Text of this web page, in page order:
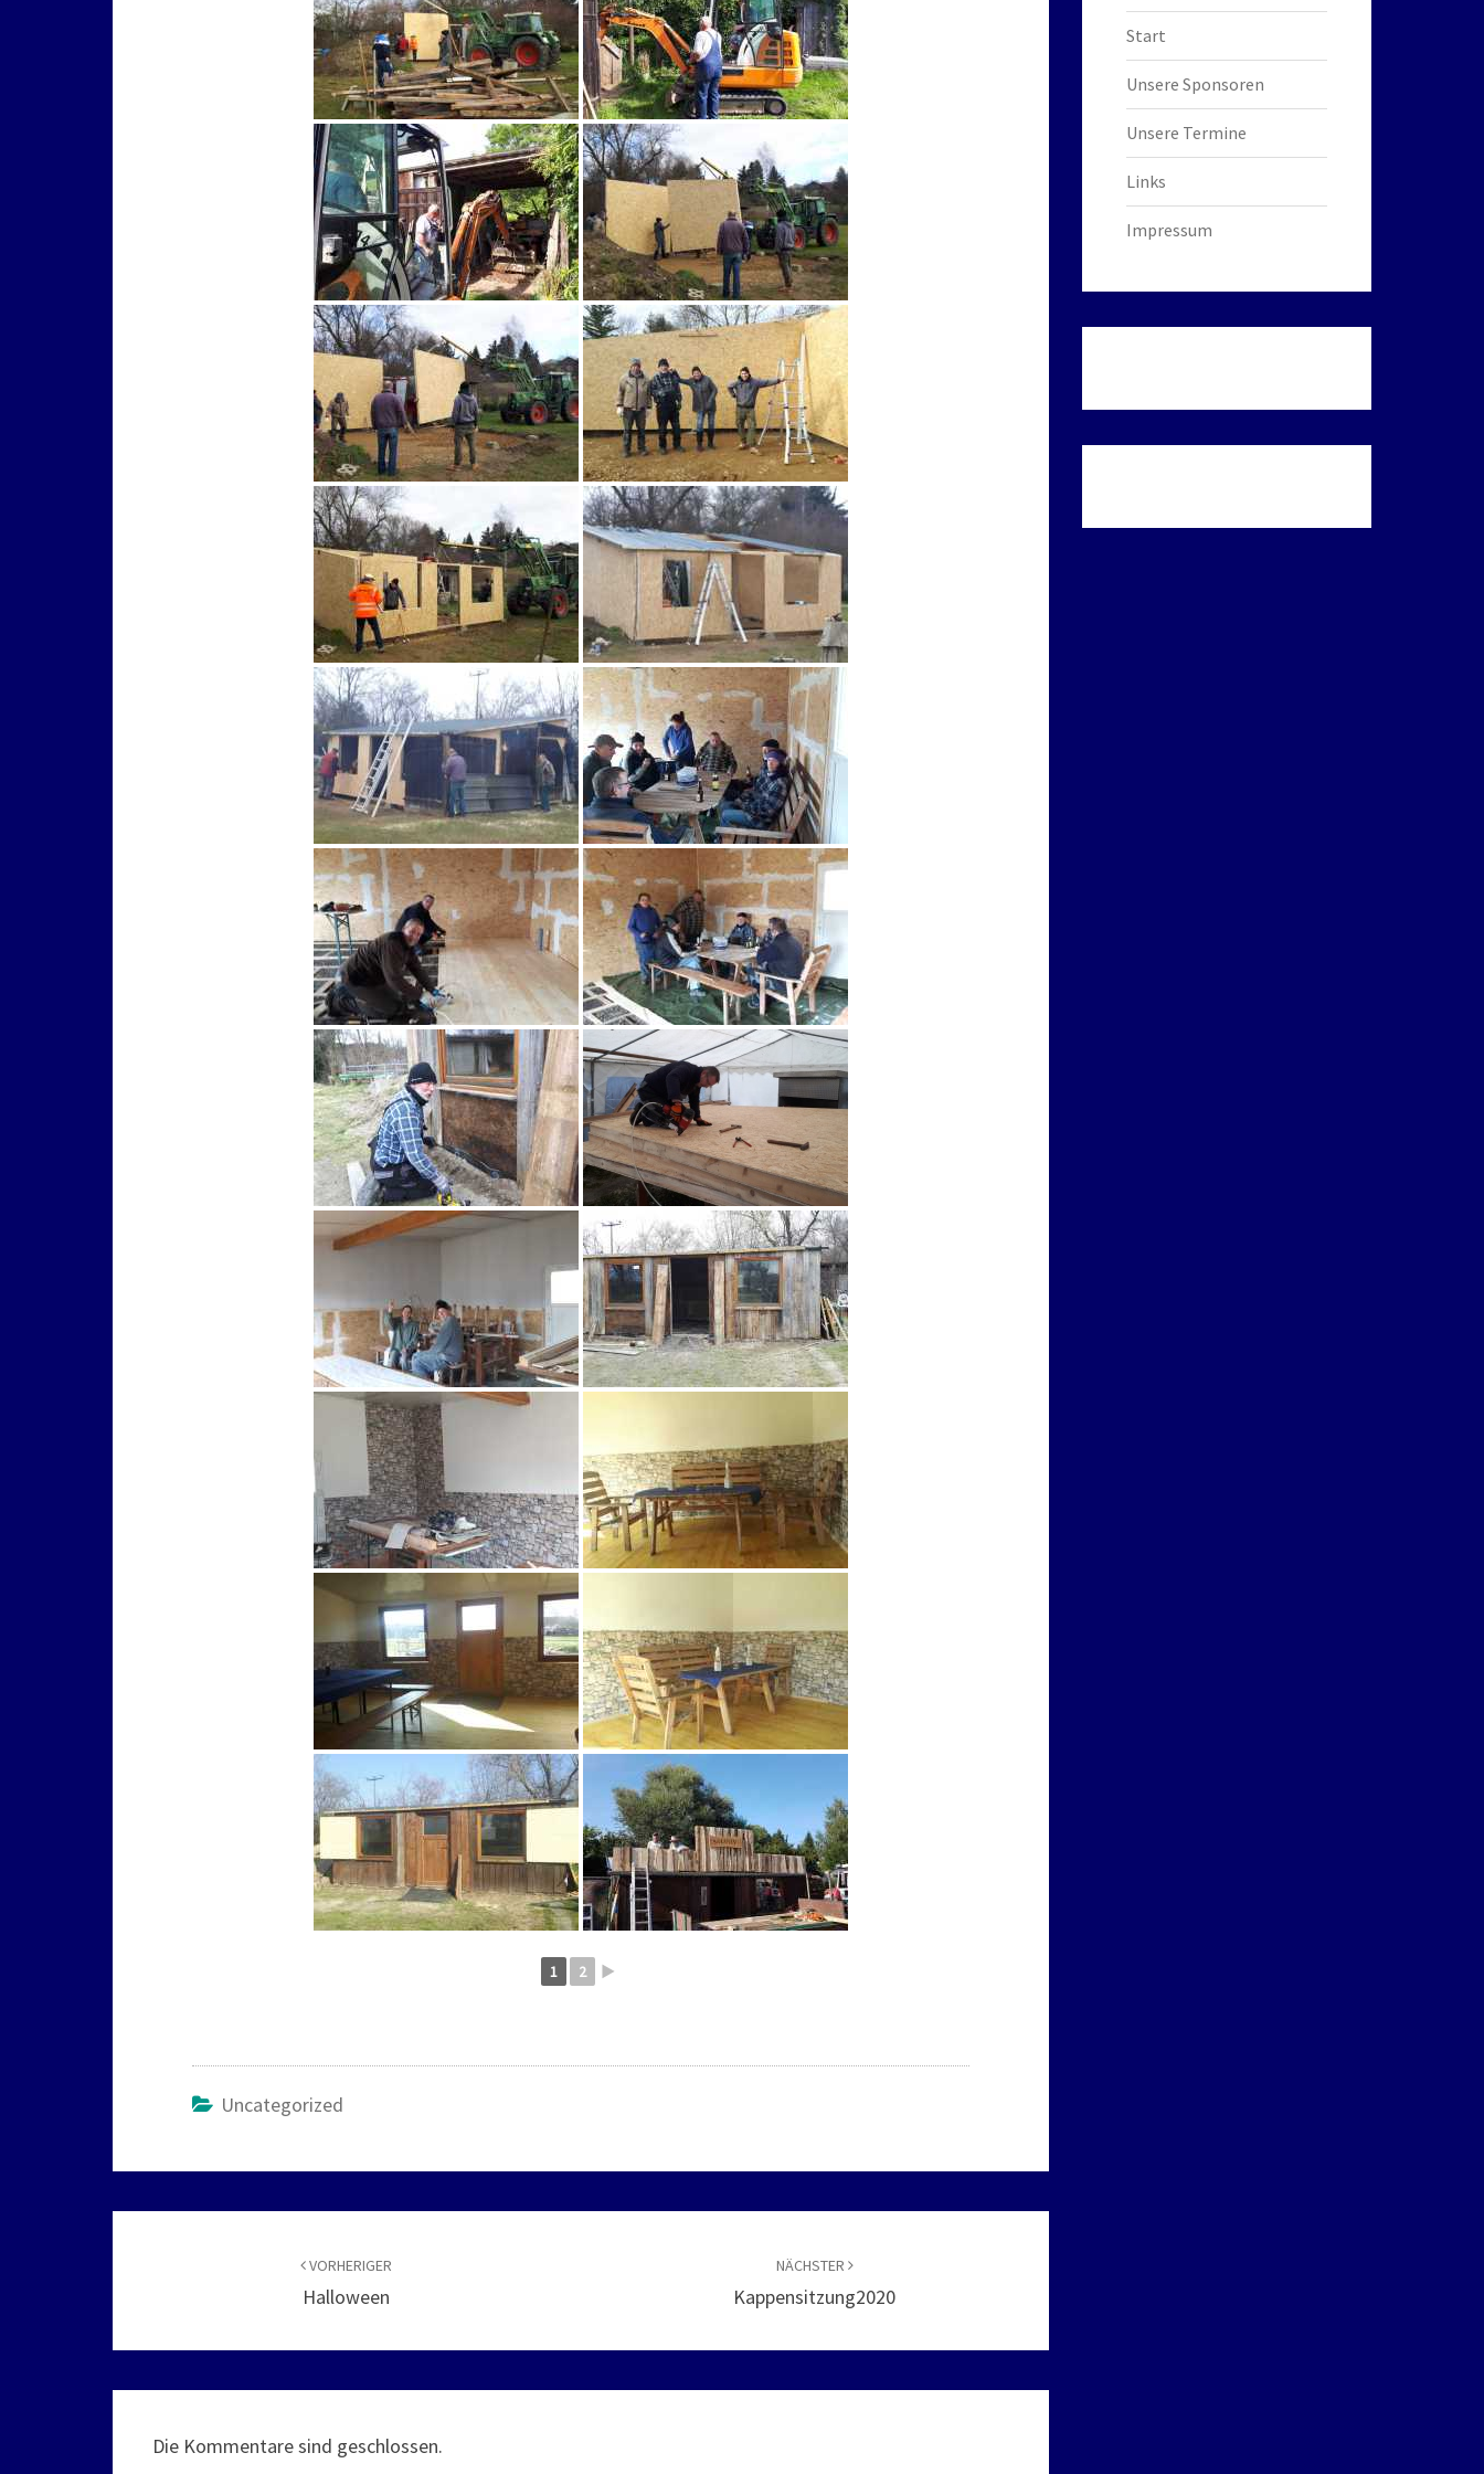
1 2 ►
Uncategorized
VORHERIGER
Halloween
NÄCHSTER
Kappensitzung2020
Die Kommentare sind geschlossen.
Start
Unsere Sponsoren
Unsere Termine
Links
Impressum